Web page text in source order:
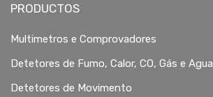
PRODUCTOS
Multimetros e Comprovadores
Detetores de Fumo, Calor, CO, Gás e Agua
Detetores de Movimento